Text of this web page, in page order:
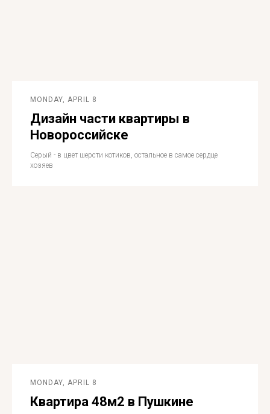
MONDAY, APRIL 8
Дизайн части квартиры в
Новороссийске
Серый - в цвет шерсти котиков, остальное в самое сердце
хозяев
MONDAY, APRIL 8
Квартира 48м2 в Пушкине